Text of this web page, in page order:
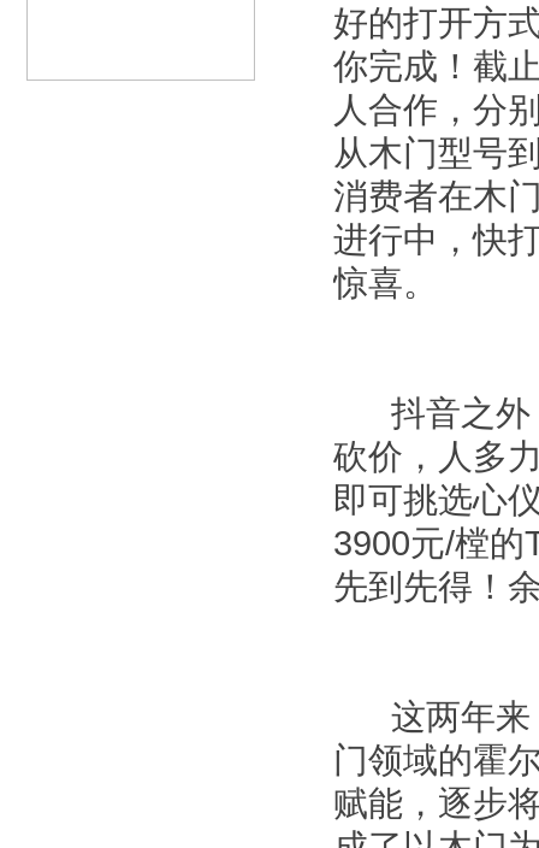
好的打开方
你完成！截
人合作，分
从木门型号
消费者在木
进行中，快
惊喜。
抖音之外
砍价，人多
即可挑选心
3900元/樘的
先到先得！
这两年来
门领域的霍
赋能，逐步